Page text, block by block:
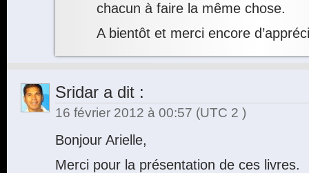
chacun à faire la même chose.
A bientôt et merci encore
Sridar a dit :
16 février 2012 à 00:57 (UTC 2 )
Bonjour Arielle,
Merci pour la présentation de ces livres.